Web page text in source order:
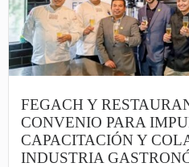
FEGACH Y
CONVENIO PARA
CAPACITACIÓN Y
INDUSTRIA